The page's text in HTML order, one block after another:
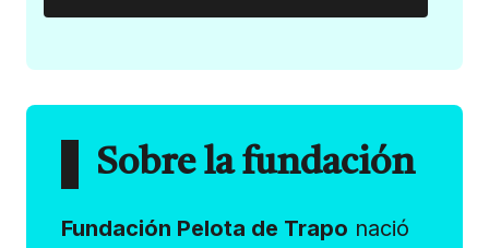
Sobre la fundación
Fundación Pelota de Trapo nació